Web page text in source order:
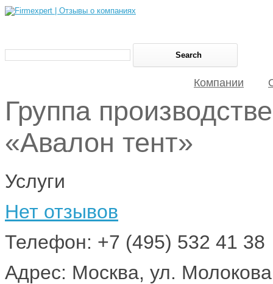
Компании
Группа
«Авалон тент»
Услуги
Нет отзывов
Телефон: +7 (495) 532 41 38
Адрес: Москва, ул.